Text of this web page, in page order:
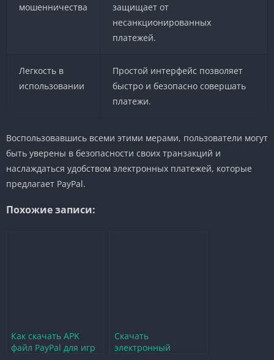
мошенничества
защищает от
несанкционированных
платежей.
Легкость в
использовании
Простой интерфейс позволяет
быстро и безопасно совершать
платежи.
Воспользовавшись всеми этими мерами, пользователи могут
быть уверены в безопасности своих транзакций и
наслаждаться удобством электронных платежей, которые
предлагает PayPal.
Похожие записи:
Как скачать APK
файл PayPal для игр
Скачать
электронный